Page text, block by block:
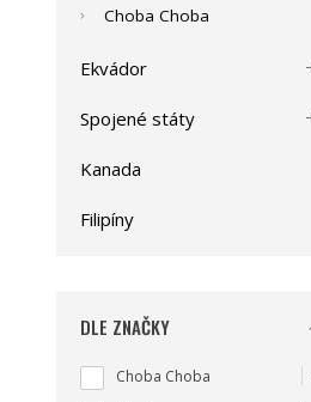
Choba Choba
Ekvádor
Spojené státy
Kanada
Filipíny
DLE ZNAČKY
Choba Choba